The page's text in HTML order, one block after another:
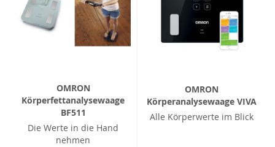
OMRON
Körperfettanalysewaage
BF511
Die Werte in die Hand
nehmen
OMRON
Körperanalysewaage VIVA
Alle Körperwerte im Blick